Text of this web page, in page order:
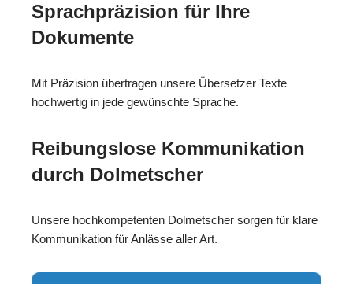
Sprachpräzision für Ihre
Dokumente
Mit Präzision übertragen unsere Übersetzer Texte
hochwertig in jede gewünschte Sprache.
Reibungslose Kommunikation
durch Dolmetscher
Unsere hochkompetenten Dolmetscher sorgen für klare
Kommunikation für Anlässe aller Art.